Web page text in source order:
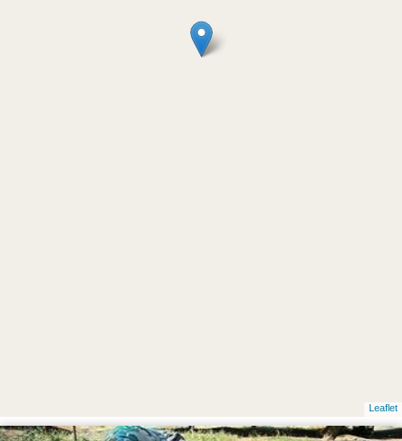
Leaflet